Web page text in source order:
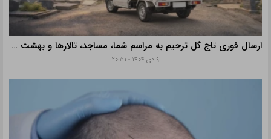
ارسال فوری تاج گل ترحیم به مراسم شما، مساجد، تالارها و بهشت زهرا با خدمات ویژه
۹ دی ۱۴۰۴ - ۲۰:۵۱